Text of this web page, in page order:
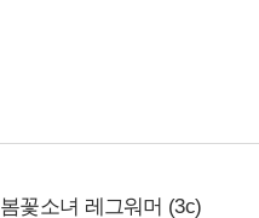
봄꽃소녀 레그워머 (3c)